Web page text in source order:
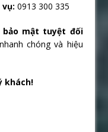
0913 300 335
bảo mật tuyệt đối
chóng và hiệu
khách!